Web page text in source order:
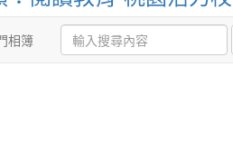
相簿